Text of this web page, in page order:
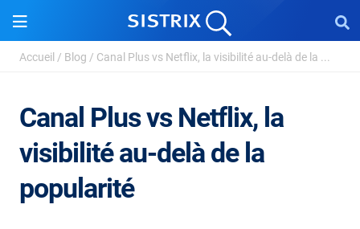
Accueil / Blog / Canal Plus vs Netflix, la visibilité au-delà de la ...
Canal Plus vs Netflix, la
visibilité au-delà de la
popularité